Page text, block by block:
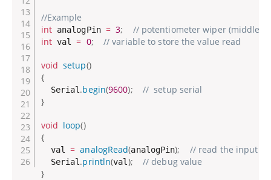
//Example
int analogPin = 3;
// potentiometer wiper (middle
int val = 0; // variable to store the value read
void setup()
{
  Serial
.begin(9600);
//  setup serial
}
void loop()
{
  val
= analogRead(analogPin); // read the input
  Serial
.println(val );
// debug value
}